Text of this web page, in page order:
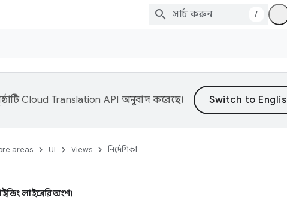
/
Cloud Translation API অনুবাদ করেছে।
areas UI Views নির্দেশিকা
লাইব্রেরি অংশ।